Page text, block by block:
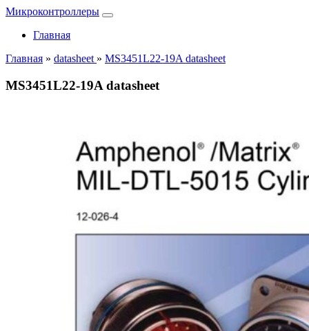
Микроконтроллеры
Главная
Главная » datasheet » MS3451L22-19A datasheet
MS3451L22-19A datasheet